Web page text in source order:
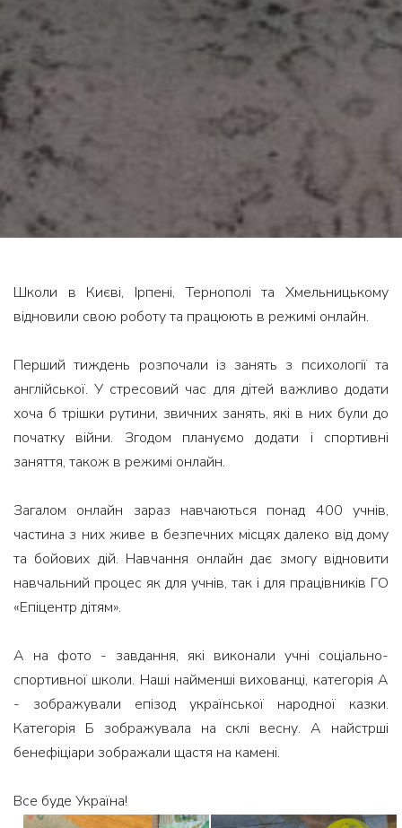
Школи в Києві, Ірпені, Тернополі та Хмельницькому
відновили свою роботу та працюють в режимі онлайн.
Перший тиждень розпочали із занять з психології та
англійської. У стресовий час для дітей важливо додати
хоча б трішки рутини, звичних занять, які в них були до
початку війни. Згодом плануємо додати і спортивні
заняття, також в режимі онлайн.
Загалом онлайн зараз навчаються понад 400 учнів,
частина з них живе в безпечних місцях далеко від дому
та бойових дій. Навчання онлайн дає змогу відновити
навчальний процес як для учнів, так і для працівників ГО
«Епіцентр дітям».
А на фото - завдання, які виконали учні соціально-
спортивної школи. Наші найменші вихованці, категорія А
- зображували епізод української народної казки.
Категорія Б зображувала на склі весну. А найстрші
бенефіціари зображали щастя на камені.
Все буде Україна!